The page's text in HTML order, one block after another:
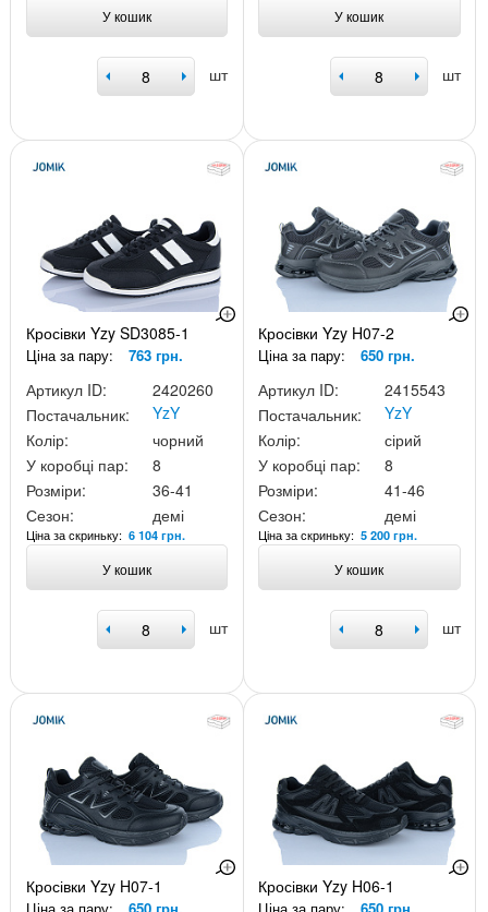
У кошик
шт
У кошик
шт
Кросівки Yzy SD3085-1
Ціна за пару: 763 грн.
Артикул ID:
2420260
Постачальник:
YzY
Колір:
чорний
У коробці пар:
8
Розміри:
36-41
Сезон:
демі
Ціна за скриньку: 6 104 грн.
У кошик
шт
Кросівки Yzy H07-2
Ціна за пару: 650 грн.
Артикул ID:
2415543
Постачальник:
YzY
Колір:
сірий
У коробці пар:
8
Розміри:
41-46
Сезон:
демі
Ціна за скриньку:5 200 грн.
У кошик
шт
Кросівки Yzy H07-1 Кросівки Yzy H06-1